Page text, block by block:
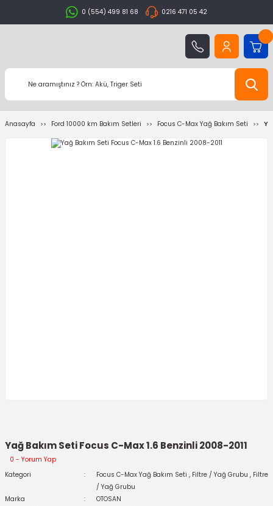
0 (554) 499 81 68 0216 471 05 42
Anasayfa Ford 10000 km Bakım Setleri Focus C-Max Yağ Bakım Seti
Yağ Bakım Seti Focus C-Max 1.6 Benzinli 2008-2011
0 - Yorum Yap
Kategori
Focus C-Max Yağ Bakım Seti , Filtre / Yağ Grubu , Filtre
/ Yağ Grubu
Marka
OTOSAN